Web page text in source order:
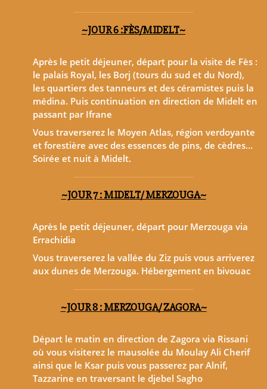
~JOUR 6 :FÈS/MIDELT~
Après le petit déjeuner, départ pour la visite de Fès :
le palais Royal, les Borj (tours du sud et du Nord),
les quartiers des tanneurs et des céramistes puis la
médina. Puis continuation en direction de Midelt en
passant par Ifrane
Vous traverserez le Moyen Atlas, région verdoyante
et forestière avec des essences de pins, de cèdres…
Soirée et nuit à Midelt.
~JOUR 7 : MIDELT/ MERZOUGA~
Après le petit déjeuner, départ pour Merzouga via
Errachidia
Vous traverserez la vallée du Ziz puis vous arriverez
aux dunes de Merzouga. Hébergement en bivouac
~JOUR 8 : MERZOUGA/ ZAGORA~
Départ le matin en direction de Zagora via Rissani
où vous visiterez le mausolée du Moulay Ali Cherif
ainsi que le Ksar puis vous passerez par Alnif,
Tazzarine en traversant le djebel Sagho